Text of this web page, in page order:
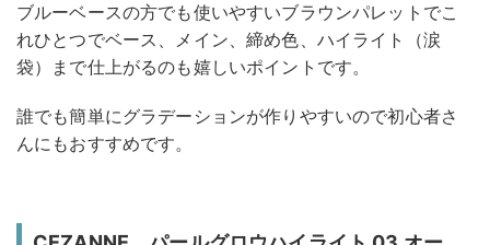
ブルーベースの方でも使いやすいブラウンパレットでこ
れひとつでベース、メイン、締め色、ハイライト（涙
袋）まで仕上がるのも嬉しいポイントです。
誰でも簡単にグラデーションが作りやすいので初心者さ
んにもおすすめです。